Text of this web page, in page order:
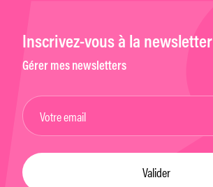
Inscrivez-vous à la newsletter
Gérer mes newsletters